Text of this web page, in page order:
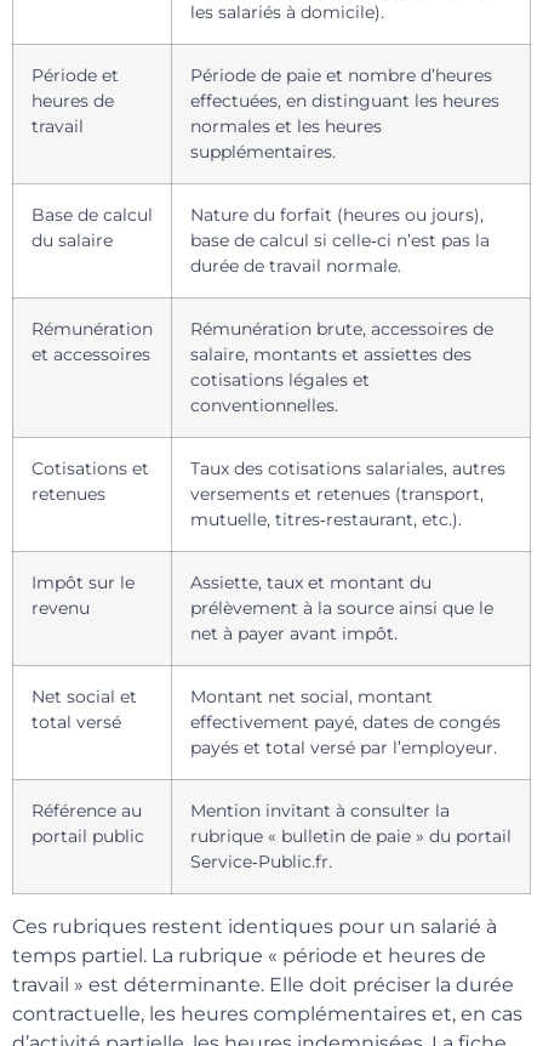
les salariés à domicile).
Période et
heures de
travail
Période de paie et nombre d’heures
effectuées, en distinguant les heures
normales et les heures
supplémentaires.
Base de calcul
du salaire
Nature du forfait (heures ou jours),
base de calcul si celle‑ci n’est pas la
durée de travail normale.
Rémunération
et accessoires
Rémunération brute, accessoires de
salaire, montants et assiettes des
cotisations légales et
conventionnelles.
Cotisations et
retenues
Taux des cotisations salariales, autres
versements et retenues (transport,
mutuelle, titres‑restaurant, etc.).
Impôt sur le
revenu
Assiette, taux et montant du
prélèvement à la source ainsi que le
net à payer avant impôt.
Net social et
total versé
Montant net social, montant
effectivement payé, dates de congés
payés et total versé par l’employeur.
Référence au
portail public
Mention invitant à consulter la
rubrique « bulletin de paie » du portail
Service‑Public.fr.
Ces rubriques restent identiques pour un salarié à
temps partiel. La rubrique « période et heures de
travail » est déterminante. Elle doit préciser la durée
contractuelle, les heures complémentaires et, en cas